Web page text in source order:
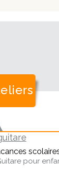
pour